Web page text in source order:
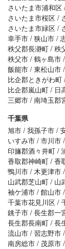
さいたま市浦和区
さいたま市桜区
さいたま市緑区
幸手市 狭山市
秩父郡長瀞町 秩
秩父市 鶴ヶ島市
飯能市 東松山市
比企郡ときがわ町
比企郡嵐山町
日
三郷市 南埼玉郡
千葉県
旭市 我孫子市
いすみ市 市川市
印旛郡酒々井町
香取郡神崎町 香
鴨川市 木更津市
山武郡芝山町
山
袖ケ浦市 館山市
千葉市花見川区
銚子市 長生郡一
長生郡長南町 長
流山市
習志野市
南房総市
茂原市